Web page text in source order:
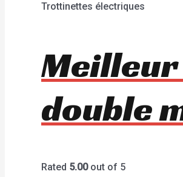
Trottinettes électriques
double
Rated 5.00out of 5